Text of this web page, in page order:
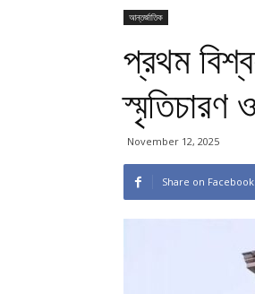
আন্তর্জাতিক
প্রথম
স্মৃতিচারণ
November 12, 2025
Share on Facebook